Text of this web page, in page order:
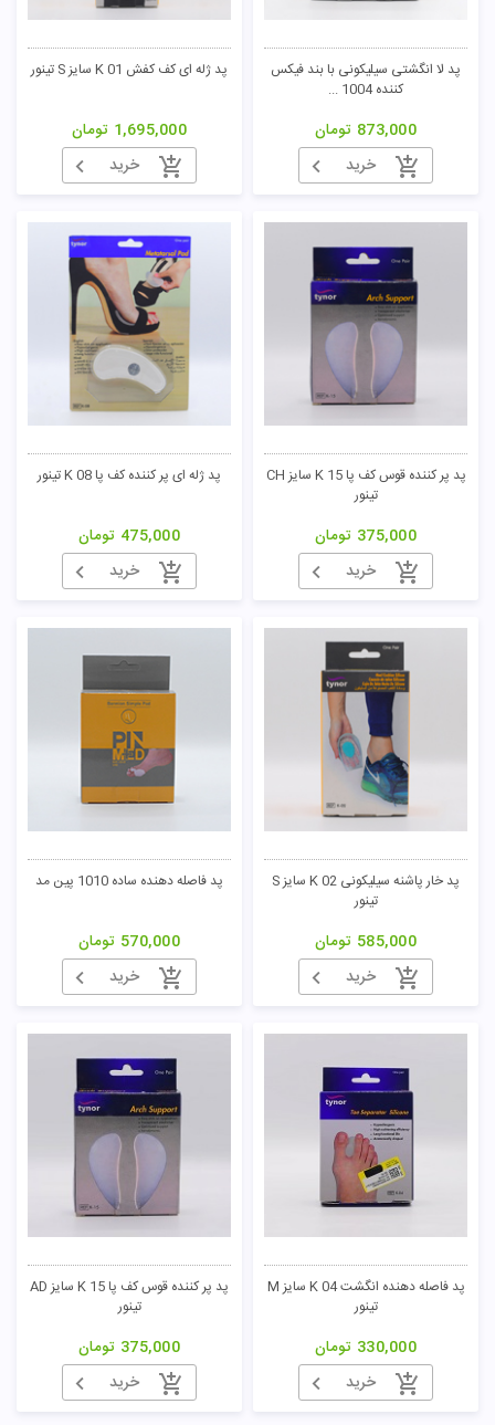
پد لا انگشتی سیلیکونی با بند فیکس
کننده 1004 ...
873,000 تومان
خرید
پد ژله ای کف کفش K 01 سایز S تینور
1,695,000 تومان
خرید
پد پر کننده قوس کف پا K 15 سایز CH
تینور
375,000 تومان
خرید
پد ژله ای پر کننده کف پا K 08 تینور
475,000 تومان
خرید
پد خار پاشنه سیلیکونی K 02 سایز S
تینور
585,000 تومان
خرید
پد فاصله دهنده ساده 1010 پین مد
570,000 تومان
خرید
پد فاصله دهنده انگشت K 04 سایز M
تینور
330,000 تومان
خرید
پد پر کننده قوس کف پا K 15 سایز AD
تینور
375,000 تومان
خرید